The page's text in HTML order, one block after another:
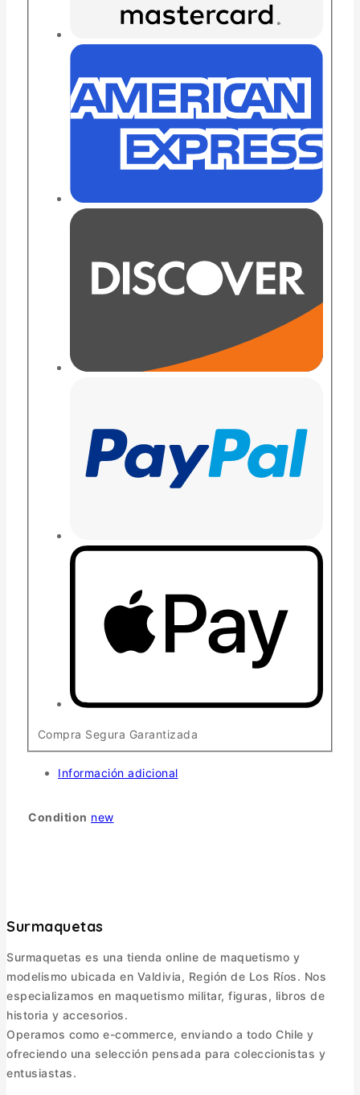
Compra Segura Garantizada
Información adicional
Condition new
Surmaquetas
Surmaquetas es una tienda online de maquetismo y
modelismo ubicada en Valdivia, Región de Los Ríos. Nos
especializamos en maquetismo militar, figuras, libros de
historia y accesorios.
Operamos como e-commerce, enviando a todo Chile y
ofreciendo una selección pensada para coleccionistas y
entusiastas.